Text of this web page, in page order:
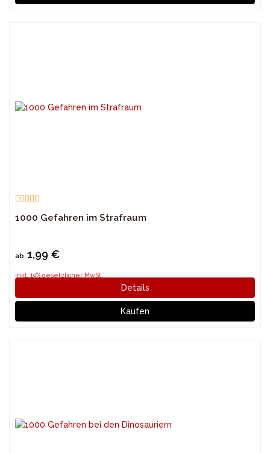
1000 Gefahren im Strafraum
ab 1,99 €
inkl. 19% gesetzlicher MwSt.
Details
Kaufen